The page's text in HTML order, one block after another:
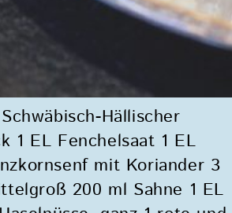
Hällischer
1 EL Fenchelsaat 1 EL
mit Koriander 3
200 ml Sahne 1 EL